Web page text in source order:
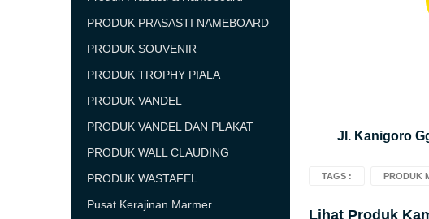
Jl. Kanigoro
TAGS : PRODUK
Lihat Produk
PRODUK PRASASTI NAMEBOARD
PRODUK SOUVENIR
PRODUK TROPHY PIALA
PRODUK VANDEL
PRODUK VANDEL DAN PLAKAT
PRODUK WALL CLAUDING
PRODUK WASTAFEL
Pusat Kerajinan Marmer